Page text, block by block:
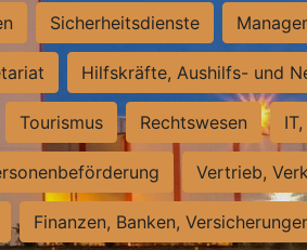
Sicherheitsdienste
Hilfskräfte, Aushilfs- und
Tourismus Rechtswesen
Vertrieb,
Finanzen, Banken,